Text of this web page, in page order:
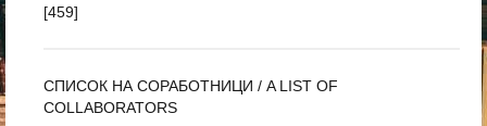
[459]
СПИСОК НА СОРАБОТНИЦИ / A LIST OF
COLLABORATORS